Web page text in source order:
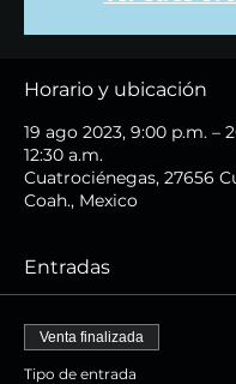
Horario y ubicación
19 ago 2023, 9:00 p.m. –
12:30 a.m.
Cuatrociénegas, 27656
Coah., Mexico
Entradas
Venta finalizada
Tipo de entrada